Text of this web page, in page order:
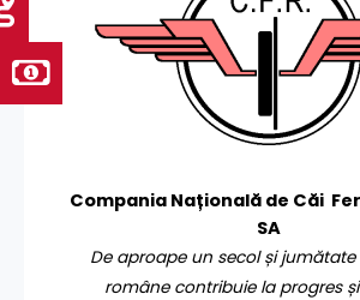
Compania Națională de Căi
SA
De aproape un secol și jumătate
române contribuie la progres